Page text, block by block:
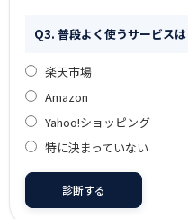
Q3. 普段よく使うサービスは
楽天市場
Amazon
Yahoo!ショッピング
特に決まっていない
診断する